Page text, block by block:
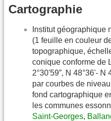
Cartographie
Institut géographique
(1 feuille en couleur
topographique,
conique conforme de
2°30'59”, N 48°36'- N
par courbes de
fond cartographique
les communes
Saint-Georges,